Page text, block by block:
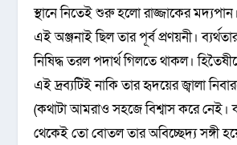
স্থানে নিতেই শুরু হলো রাজ্জাকের
এই অঞ্জনাই ছিল তার পূর্ব প্রণয়নী।
নিষিদ্ধ তরল পদার্থ গিলতে থাকল।
এই দ্রব্যটিই নাকি তার হৃদয়ের জ্বালা
(কথাটা আমরাও সহজে বিশ্বাস করে নেই।
থেকেই তো বোতল তার অবিচ্ছেদ্য সঙ্গী